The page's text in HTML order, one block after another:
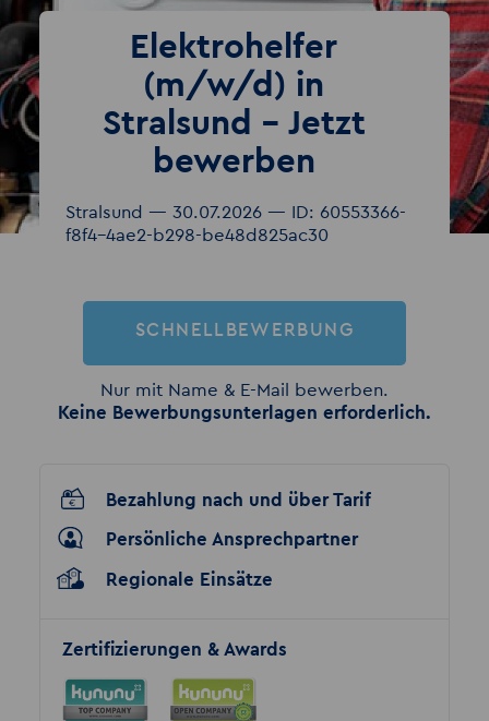
Elektrohelfer
(m/w/d) in
Stralsund – Jetzt
bewerben
Stralsund — 30.07.2026 — ID: 60553366-
f8f4-4ae2-b298-be48d825ac30
SCHNELLBEWERBUNG
Nur mit Name & E-Mail bewerben.
Keine Bewerbungsunterlagen erforderlich.
Bezahlung nach und über Tarif
Persönliche Ansprechpartner
Regionale Einsätze
Zertifizierungen & Awards